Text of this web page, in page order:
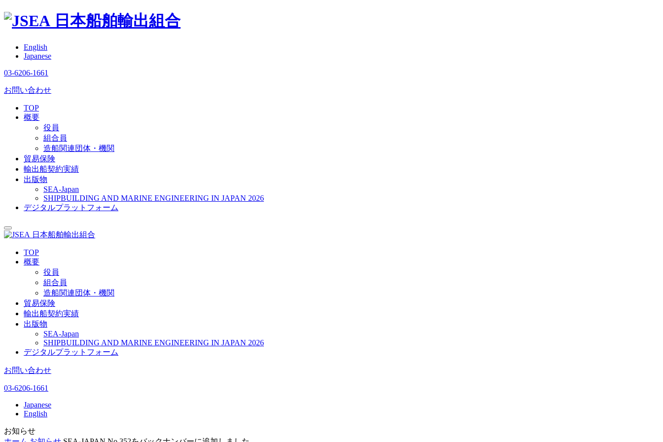
日本船舶輸出組合
English
Japanese
03-6206-1661
お問い合わせ
TOP
概要
役員
組合員
造船関連団体・機関
貿易保険
輸出船契約実績
出版物
SEA-Japan
SHIPBUILDING AND MARINE ENGINEERING IN JAPAN 2026
デジタルプラットフォーム
日本船舶輸出組合
TOP
概要
役員
組合員
造船関連団体・機関
貿易保険
輸出船契約実績
出版物
SEA-Japan
SHIPBUILDING AND MARINE ENGINEERING IN JAPAN 2026
デジタルプラットフォーム
お問い合わせ
03-6206-1661
Japanese
English
お知らせ